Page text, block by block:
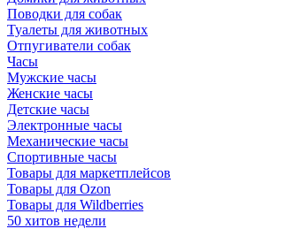
Поводки для собак
Туалеты для животных
Отпугиватели собак
Часы
Мужские часы
Женские часы
Детские часы
Электронные часы
Механические часы
Спортивные часы
Товары для маркетплейсов
Товары для Ozon
Товары для Wildberries
50 хитов недели